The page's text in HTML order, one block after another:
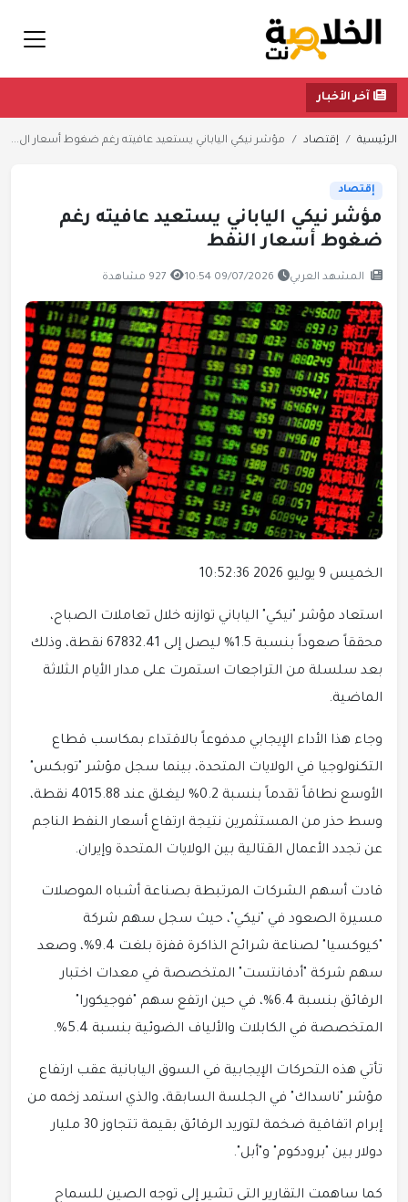
آخر الأخبار
الرئيسية إقتصاد مؤشر نيكي الياباني يستعيد عافيته رغم ضغوط أسعار ال...
إقتصاد
مؤشر نيكي الياباني يستعيد عافيته رغم
ضغوط أسعار النفط
المشهد العربي 09/07/2026 10:54 927 مشاهدة
الخميس 9 يوليو 2026 10:52:36
استعاد مؤشر "نيكي" الياباني توازنه خلال تعاملات الصباح،
محققاً صعوداً بنسبة 1.5% ليصل إلى 67832.41 نقطة، وذلك
بعد سلسلة من التراجعات استمرت على مدار الأيام الثلاثة
الماضية.
وجاء هذا الأداء الإيجابي مدفوعاً بالاقتداء بمكاسب قطاع
التكنولوجيا في الولايات المتحدة، بينما سجل مؤشر "توبكس"
الأوسع نطاقاً تقدماً بنسبة 0.2% ليغلق عند 4015.88 نقطة،
وسط حذر من المستثمرين نتيجة ارتفاع أسعار النفط الناجم
عن تجدد الأعمال القتالية بين الولايات المتحدة وإيران.
قادت أسهم الشركات المرتبطة بصناعة أشباه الموصلات
مسيرة الصعود في "نيكي"، حيث سجل سهم شركة
"كيوكسيا" لصناعة شرائح الذاكرة قفزة بلغت 9.4%، وصعد
سهم شركة "أدفانتست" المتخصصة في معدات اختبار
الرقائق بنسبة 6.4%، في حين ارتفع سهم "فوجيكورا"
المتخصصة في الكابلات والألياف الضوئية بنسبة 5.4%.
تأتي هذه التحركات الإيجابية في السوق اليابانية عقب ارتفاع
مؤشر "ناسداك" في الجلسة السابقة، والذي استمد زخمه من
إبرام اتفاقية ضخمة لتوريد الرقائق بقيمة تتجاوز 30 مليار
دولار بين "برودكوم" و"أبل".
كما ساهمت التقارير التي تشير إلى توجه الصين للسماح